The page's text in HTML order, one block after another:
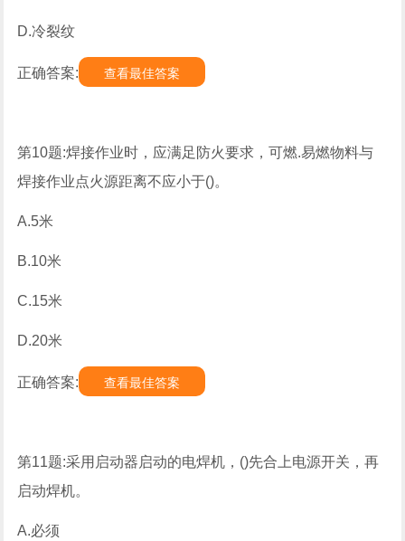
D.冷裂纹
正确答案: 查看最佳答案
第10题:焊接作业时，应满足防火要求，可燃.易燃物料与
焊接作业点火源距离不应小于()。
A.5米
B.10米
C.15米
D.20米
正确答案: 查看最佳答案
第11题:采用启动器启动的电焊机，()先合上电源开关，再
启动焊机。
A.必须